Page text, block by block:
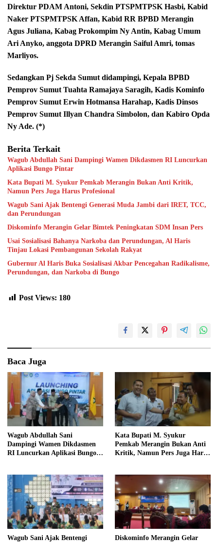
Direktur PDAM Antoni, Sekdin PTSPMTPSK Hasbi, Kabid
Naker PTSPMTPSK Affan, Kabid RR BPBD Merangin
Agus Juliana, Kabag Prokompim Ny Antin, Kabag Umum
Ari Anyko, anggota DPRD Merangin Saiful Amri, tomas
Marliyos.
Sedangkan Pj Sekda Sumut didampingi, Kepala BPBD
Pemprov Sumut Tuahta Ramajaya Saragih, Kadis Kominfo
Pemprov Sumut Erwin Hotmansa Harahap, Kadis Dinsos
Pemprov Sumut Illyan Chandra Simbolon, dan Kabiro Opda
Ny Ade. (*)
Berita Terkait
Wagub Abdullah Sani Dampingi Wamen Dikdasmen RI Luncurkan
Aplikasi Bungo Pintar
Kata Bupati M. Syukur Pemkab Merangin Bukan Anti Kritik,
Namun Pers Juga Harus Profesional
Wagub Sani Ajak Bentengi Generasi Muda Jambi dari IRET, TCC,
dan Perundungan
Diskominfo Merangin Gelar Bimtek Peningkatan SDM Insan Pers
Usai Sosialisasi Bahanya Narkoba dan Perundungan, Al Haris
Tinjau Lokasi Pembangunan Sekolah Rakyat
Gubernur Al Haris Buka Sosialisasi Akbar Pencegahan Radikalisme,
Perundungan, dan Narkoba di Bungo
Post Views: 180
Baca Juga
Wagub Abdullah Sani
Dampingi Wamen Dikdasmen
RI Luncurkan Aplikasi Bungo
Kata Bupati M. Syukur
Pemkab Merangin Bukan Anti
Kritik, Namun Pers Juga Harus
Wagub Sani Ajak Bentengi Diskominfo Merangin Gelar